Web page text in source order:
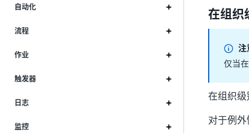
自动化
流程
作业
触发器
日志
监控
在组织
注
仅当
在组织级
对于例